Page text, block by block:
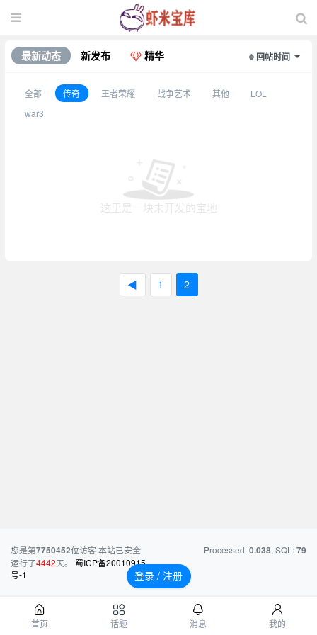
最新动态 新发布 精华 回帖时间
全部 传奇 王者荣耀 战争艺术 其他
LOL
war3
这里是一块未开发的宝地
◀ 1 2
您是第7750452位访客 本站已安全
运行了4442天。
蜀ICP备20010915
号-1
Processed:0.038, SQL:79
首页 话题 消息 我的
登录 / 注册